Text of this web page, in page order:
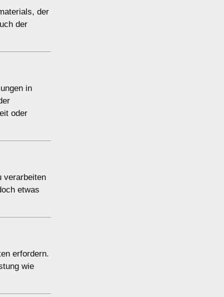
der
der
in
oder
verarbeiten
etwas
erfordern.
wie